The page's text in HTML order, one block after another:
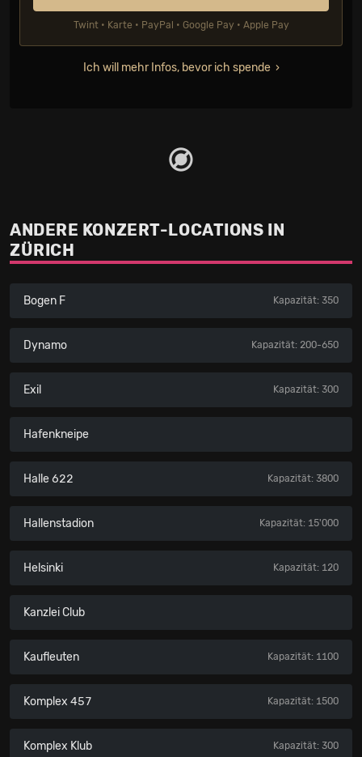
Twint • Karte • PayPal • Google Pay • Apple Pay
Ich will mehr Infos, bevor ich spende
ANDERE KONZERT-LOCATIONS IN
ZÜRICH
Bogen F Kapazität: 350
Dynamo Kapazität: 200-650
Exil Kapazität: 300
Hafenkneipe
Halle 622 Kapazität: 3800
Hallenstadion Kapazität: 15'000
Helsinki Kapazität: 120
Kanzlei Club
Kaufleuten Kapazität: 1100
Komplex 457 Kapazität: 1500
Komplex Klub Kapazität: 300